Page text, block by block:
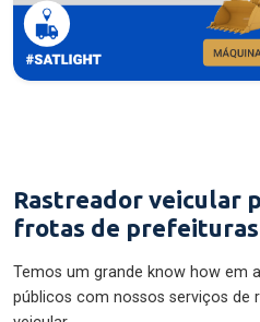
Rastreador veicular
frotas de
Temos um grande know how em
públicos com nossos serviços de